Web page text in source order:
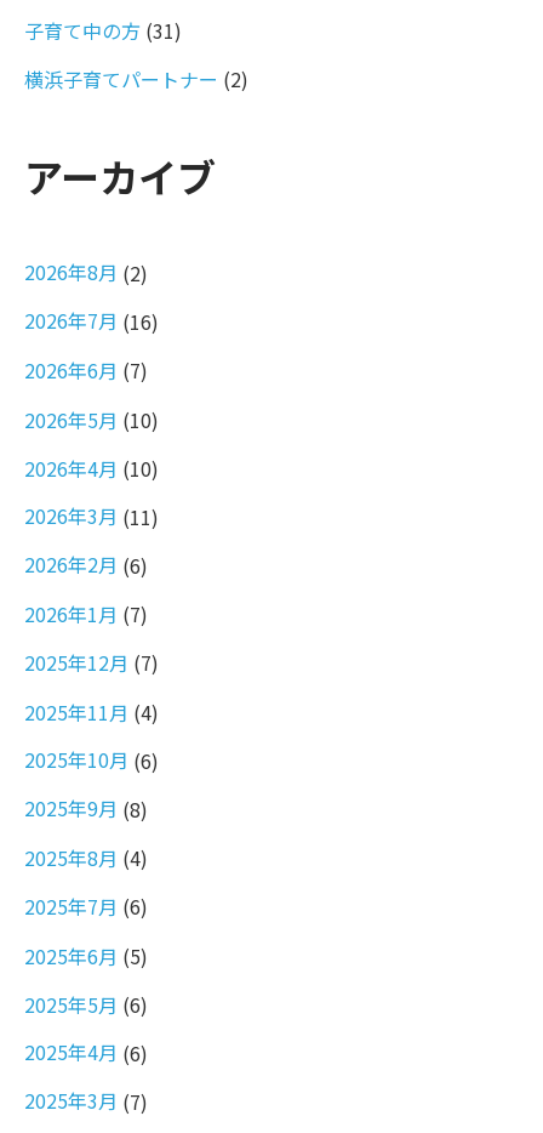
子育て中の方 (31)
横浜子育てパートナー (2)
アーカイブ
2026年8月 (2)
2026年7月 (16)
2026年6月 (7)
2026年5月 (10)
2026年4月 (10)
2026年3月 (11)
2026年2月 (6)
2026年1月 (7)
2025年12月 (7)
2025年11月 (4)
2025年10月 (6)
2025年9月 (8)
2025年8月 (4)
2025年7月 (6)
2025年6月 (5)
2025年5月 (6)
2025年4月 (6)
2025年3月 (7)